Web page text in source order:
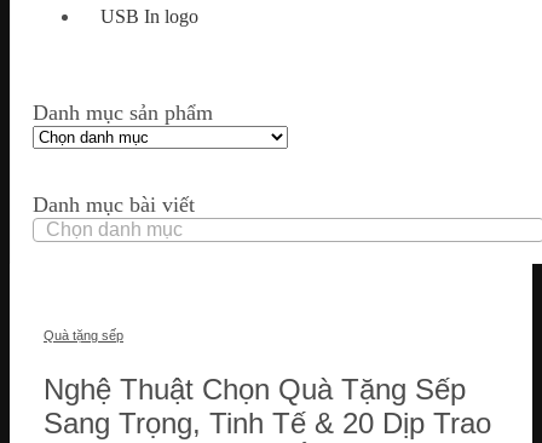
USB In logo
Danh mục sản phẩm
Danh mục bài viết
Danh
mục
Quà tặng sếp
Nghệ Thuật Chọn Quà Tặng Sếp
Sang Trọng, Tinh Tế & 20 Dịp Trao